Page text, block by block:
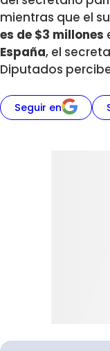
mientras que el
es de $3 millones
España, el
Diputados
Seguir en